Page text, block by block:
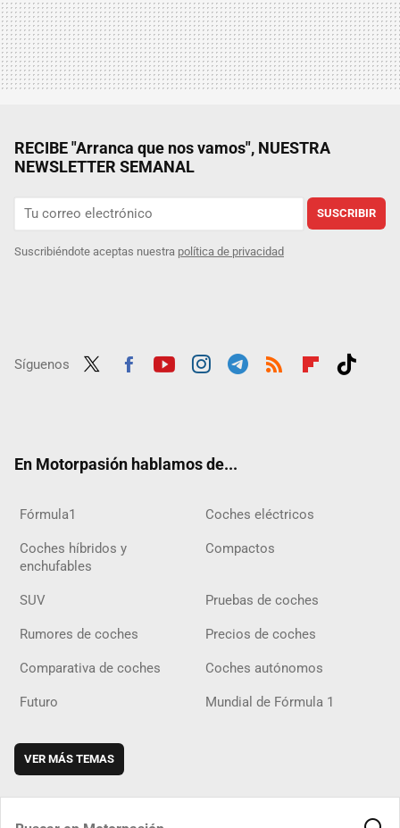
RECIBE "Arranca que nos vamos", NUESTRA
NEWSLETTER SEMANAL
SUSCRIBIR
Suscribiéndote aceptas nuestra política de privacidad
Síguenos
En Motorpasión hablamos de...
Fórmula1 Coches eléctricos
Coches híbridos y
enchufables
Compactos
SUV Pruebas de coches
Rumores de coches Precios de coches
Comparativa de coches Coches autónomos
Futuro Mundial de Fórmula 1
VER MÁS TEMAS